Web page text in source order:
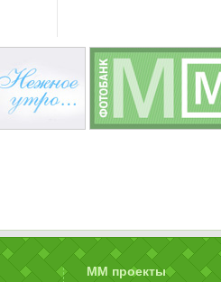
ММ проекты